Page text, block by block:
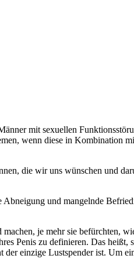
mit sexuellen
wenn diese in Kombination
die wir uns wünschen und
und mangelnde
je mehr sie befürchten,
Penis zu definieren. Das heißt,
einzige Lustspender ist. Um